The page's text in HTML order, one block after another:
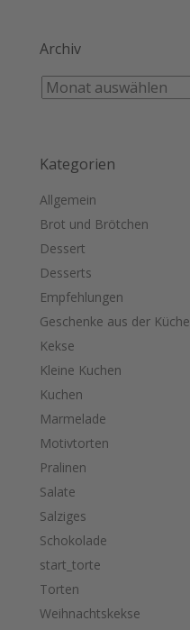
Archiv
Kategorien
Allgemein
Brot und Brötchen
Dessert
Desserts
Empfehlungen
Geschenke aus der Küche
Kekse
Kleine Kuchen
Kuchen
Marmelade
Motivtorten
Pralinen
Salate
Salziges
Schokolade
start_torte
Torten
Weihnachtskekse